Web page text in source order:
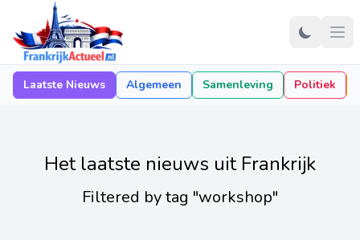
Laatste Nieuws Algemeen Samenleving Politiek
Het laatste nieuws uit Frankrijk
Filtered by tag "workshop"